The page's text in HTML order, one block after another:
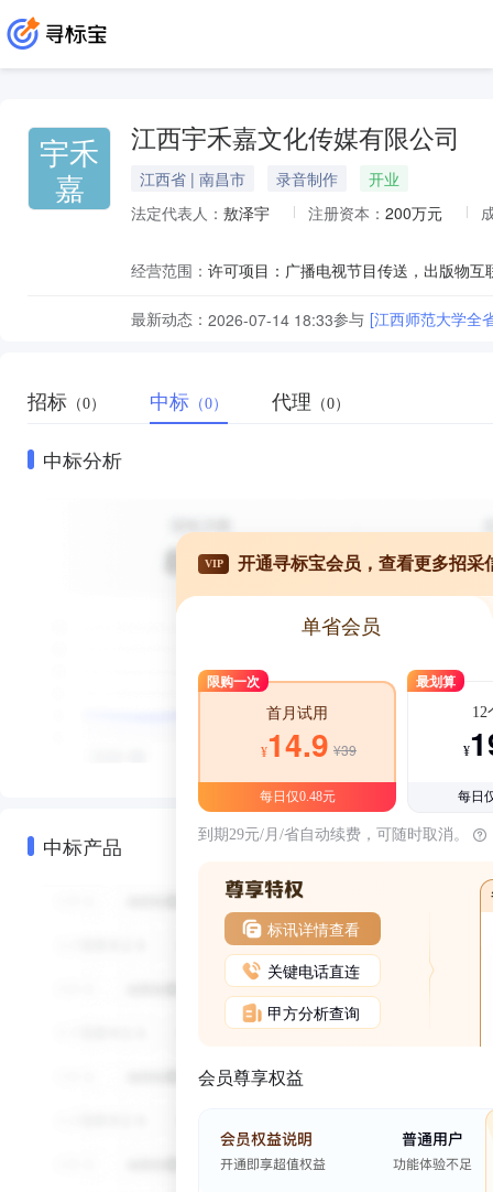
宇禾
嘉
江西宇禾嘉文化传媒有限公司
江西省 | 南昌市 录音制作
开业
法定代表人： 敖泽宇 注册资本： 200万元
经营范围：
最新动态： 2026-07-14 18:33参与 [江西师范大学全
招标 （0） 中标 （0） 代理 （0）
中标分析
中标产品
VIP 开通寻标宝会员，查看更多招采
单省会员
限购一次
首月试用
¥14.9 ¥39
每日仅0.48元
最划算
12
¥
每日
到期29元/月/省自动续费，可随时取消。
标讯详情查看
关键电话直连
甲方分析查询
会员尊享权益